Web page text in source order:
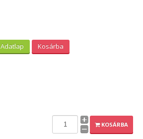
Adatlap Kosárba
KOSÁRBA